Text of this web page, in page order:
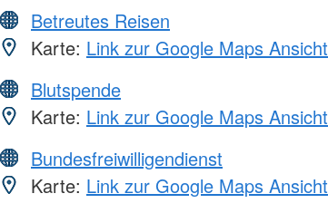
Betreutes Reisen
Karte: Link zur Google Maps Ansicht
Blutspende
Karte: Link zur Google Maps Ansicht
Bundesfreiwilligendienst
Karte: Link zur Google Maps Ansicht